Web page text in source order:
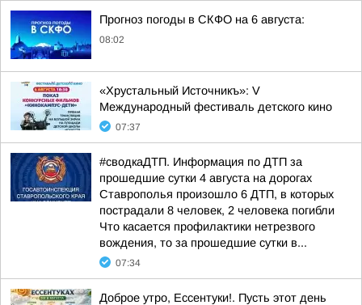
Прогноз погоды в СКФО на 6 августа:
08:02
«Хрустальный Источникъ»: V
Международный фестиваль детского кино
07:37
#сводкаДТП. Информация по ДТП за
прошедшие сутки 4 августа на дорогах
Ставрополья произошло 6 ДТП, в которых
пострадали 8 человек, 2 человека погибли
Что касается профилактики нетрезвого
вождения, то за прошедшие сутки в...
07:34
Доброе утро, Ессентуки!. Пусть этот день